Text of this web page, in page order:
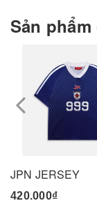
Sản
JPN JERSEY
420.000₫